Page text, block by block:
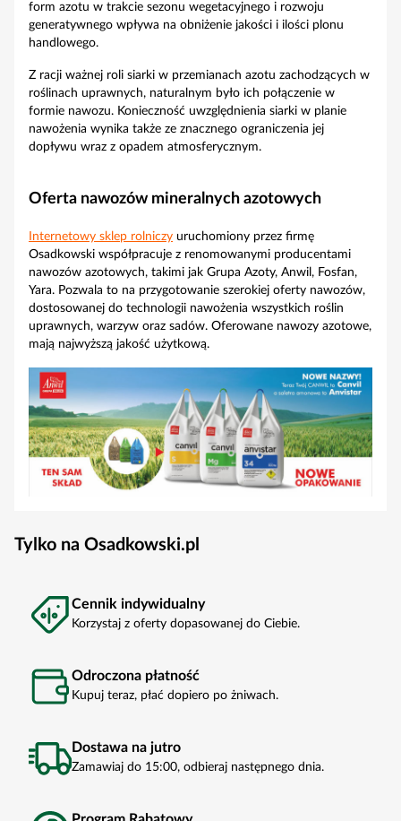
form azotu w trakcie sezonu wegetacyjnego i rozwoju
generatywnego wpływa na obniżenie jakości i ilości plonu
handlowego.
Z racji ważnej roli siarki w przemianach azotu zachodzących w
roślinach uprawnych, naturalnym było ich połączenie w
formie nawozu. Konieczność uwzględnienia siarki w planie
nawożenia wynika także ze znacznego ograniczenia jej
dopływu wraz z opadem atmosferycznym.
Oferta nawozów mineralnych azotowych
Internetowy sklep rolniczy uruchomiony przez firmę
Osadkowski współpracuje z renomowanymi producentami
nawozów azotowych, takimi jak Grupa Azoty, Anwil, Fosfan,
Yara. Pozwala to na przygotowanie szerokiej oferty nawozów,
dostosowanej do technologii nawożenia wszystkich roślin
uprawnych, warzyw oraz sadów. Oferowane nawozy azotowe,
mają najwyższą jakość użytkową.
Tylko na Osadkowski.pl
Cennik indywidualny
Korzystaj z oferty dopasowanej do Ciebie.
Odroczona płatność
Kupuj teraz, płać dopiero po żniwach.
Dostawa na jutro
Zamawiaj do 15:00, odbieraj następnego dnia.